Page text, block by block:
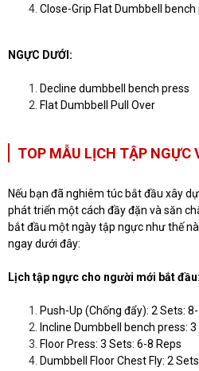
Close-Grip Flat Dumbbell bench
NGỰC DƯỚI:
Decline dumbbell bench press
Flat Dumbbell Pull Over
TOP MẪU LỊCH TẬP NGỰC
Nếu bạn đã nghiêm túc bắt đầu xây
phát triển một cách đầy đặn và săn
bắt đầu một ngày tập ngực như thế
ngay dưới đây:
Lịch tập ngực cho người mới bắt
Push-Up (Chống đẩy): 2 Sets:
Incline Dumbbell bench press:
Floor Press: 3 Sets: 6-8 Reps
Dumbbell Floor Chest Fly: 2